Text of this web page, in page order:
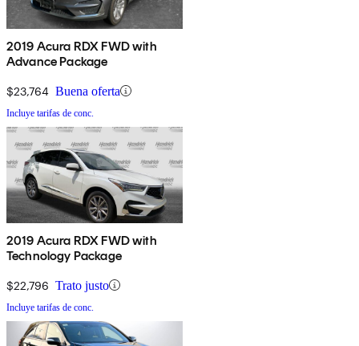
2019 Acura RDX FWD with
Advance Package
$23,764 Buena oferta
Incluye tarifas de conc.
2019 Acura RDX FWD with
Technology Package
$22,796 Trato justo
Incluye tarifas de conc.